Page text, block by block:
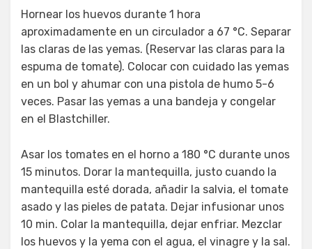
Hornear los huevos durante 1 hora
aproximadamente en un circulador a 67 °C. Separar
las claras de las yemas. (Reservar las claras para la
espuma de tomate). Colocar con cuidado las yemas
en un bol y ahumar con una pistola de humo 5-6
veces. Pasar las yemas a una bandeja y congelar
en el Blastchiller.
Asar los tomates en el horno a 180 °C durante unos
15 minutos. Dorar la mantequilla, justo cuando la
mantequilla esté dorada, añadir la salvia, el tomate
asado y las pieles de patata. Dejar infusionar unos
10 min. Colar la mantequilla, dejar enfriar. Mezclar
los huevos y la yema con el agua, el vinagre y la sal.